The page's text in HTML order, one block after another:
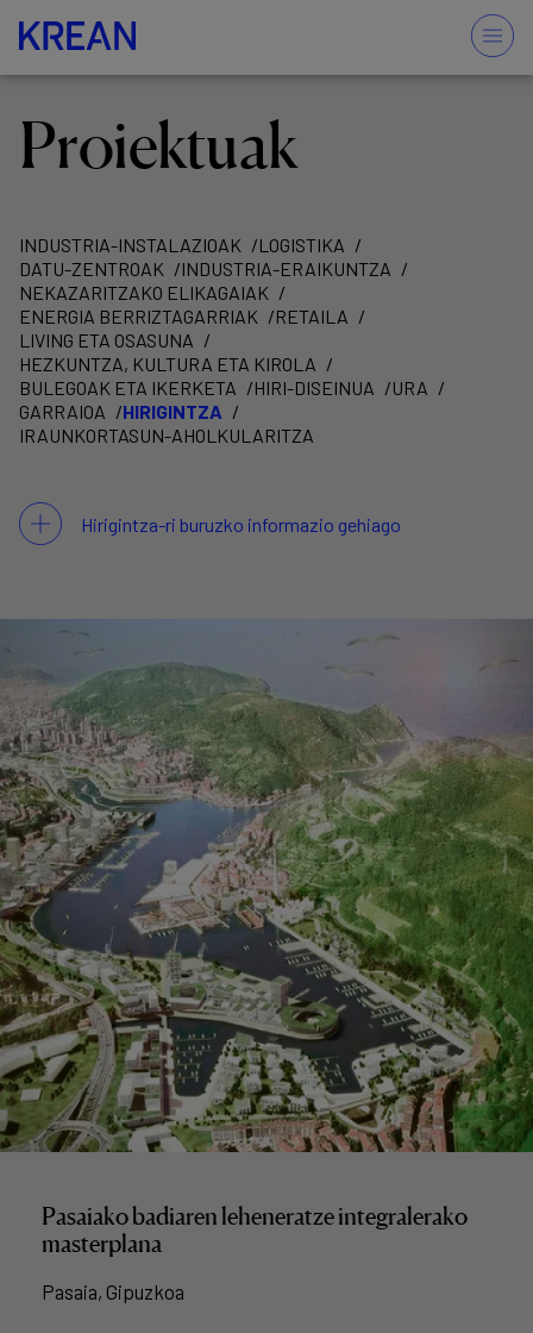
Proiektuak
Hirigintza-ri buruzko informazio gehiago
INDUSTRIA-INSTALAZIOAK
LOGISTIKA
DATU-ZENTROAK
INDUSTRIA-ERAIKUNTZA
NEKAZARITZAKO ELIKAGAIAK
ENERGIA BERRIZTAGARRIAK
RETAILA
LIVING ETA OSASUNA
HEZKUNTZA, KULTURA ETA KIROLA
BULEGOAK ETA IKERKETA
HIRI-DISEINUA
URA
GARRAIOA
HIRIGINTZA
IRAUNKORTASUN-AHOLKULARITZA
Pasaiako badiaren leheneratze integralerako
masterplana
Pasaia, Gipuzkoa